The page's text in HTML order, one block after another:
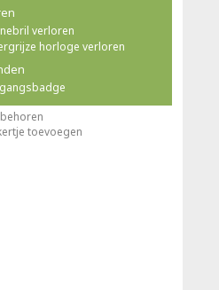
verloren
horloge verloren
toevoegen